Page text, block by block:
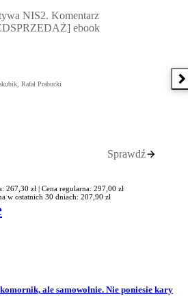
NIS2. Komentarz
ebook
Rafał Prabucki
Sprawdź
267,30 zł | Cena regularna: 297,00 zł
w ostatnich 30 dniach: 207,90 zł
komornik, ale samowolnie. Nie poniesie kary